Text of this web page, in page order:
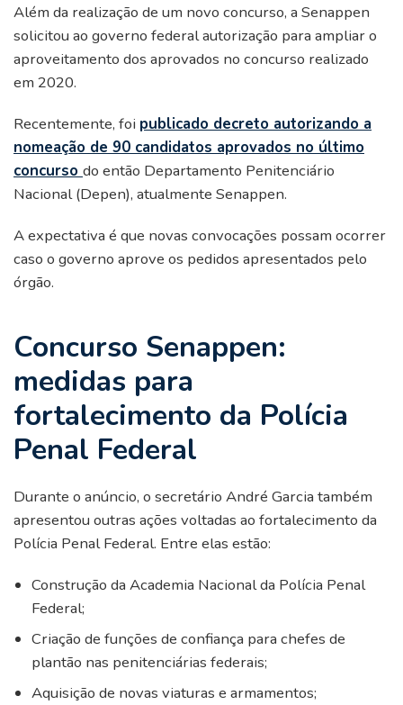
Além da realização de um novo concurso, a Senappen
solicitou ao governo federal autorização para ampliar o
aproveitamento dos aprovados no concurso realizado
em 2020.
Recentemente, foi publicado decreto autorizando a
nomeação de 90 candidatos aprovados no último
concurso do então Departamento Penitenciário
Nacional (Depen), atualmente Senappen.
A expectativa é que novas convocações possam ocorrer
caso o governo aprove os pedidos apresentados pelo
órgão.
Concurso Senappen:
medidas para
fortalecimento da Polícia
Penal Federal
Durante o anúncio, o secretário André Garcia também
apresentou outras ações voltadas ao fortalecimento da
Polícia Penal Federal. Entre elas estão:
Construção da Academia Nacional da Polícia Penal
Federal;
Criação de funções de confiança para chefes de
plantão nas penitenciárias federais;
Aquisição de novas viaturas e armamentos;